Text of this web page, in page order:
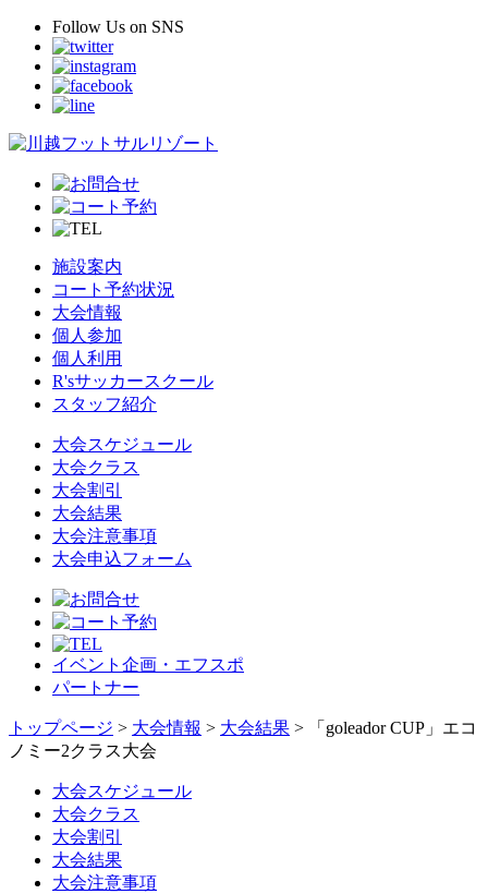
Follow Us on SNS
施設案内
コート予約状況
大会情報
個人参加
個人利用
R'sサッカースクール
スタッフ紹介
大会スケジュール
大会クラス
大会割引
大会結果
大会注意事項
大会申込フォーム
イベント企画・エフスポ
パートナー
トップページ > 大会情報 > 大会結果 > 「goleador CUP」エコ
ノミー2クラス大会
大会スケジュール
大会クラス
大会割引
大会結果
大会注意事項